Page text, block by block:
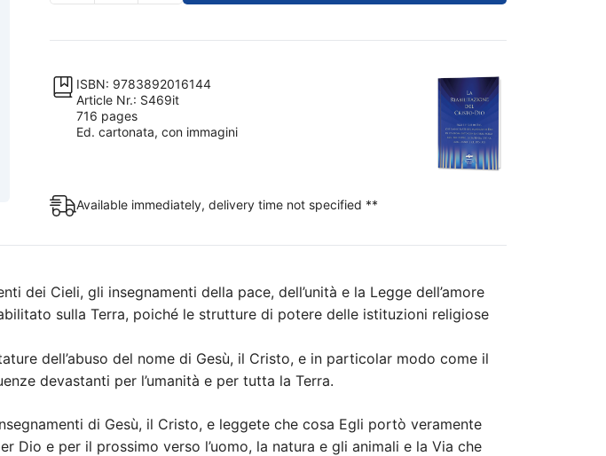
del
Dio
quantity
ISBN: 9783892016144
Article Nr.: S469it
716 pages
Ed. cartonata, con immagini
Available immediately, delivery time not specified **
dei Cieli, gli insegnamenti della pace, dell’unità e la Legge dell’amore
sulla Terra, poiché le strutture di potere delle istituzioni religiose
dell’abuso del nome di Gesù, il Cristo, e in particolar modo come il
devastanti per l’umanità e per tutta la Terra.
di Gesù, il Cristo, e leggete che cosa Egli portò veramente
Dio e per il prossimo verso l’uomo, la natura e gli animali e la Via che